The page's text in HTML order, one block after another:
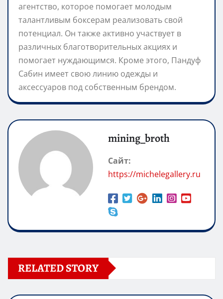
агентство, которое помогает молодым
талантливым боксерам реализовать свой
потенциал. Он также активно участвует в
различных благотворительных акциях и
помогает нуждающимся. Кроме этого, Пандуф
Сабин имеет свою линию одежды и
аксессуаров под собственным брендом.
mining_broth
Сайт:
https://michelegallery.ru
RELATED STORY